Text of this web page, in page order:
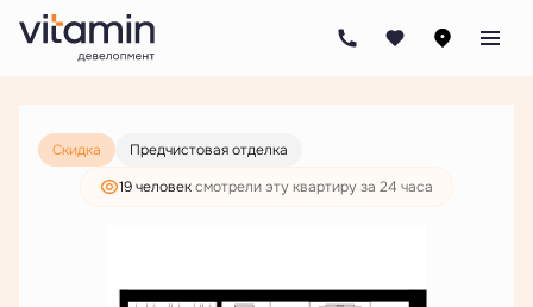
Студия27.81 м 5 194 000 руб.
3 974 000 руб.
Скидка
Предчистовая отделка
19 человексмотрели эту квартиру за 24 часа